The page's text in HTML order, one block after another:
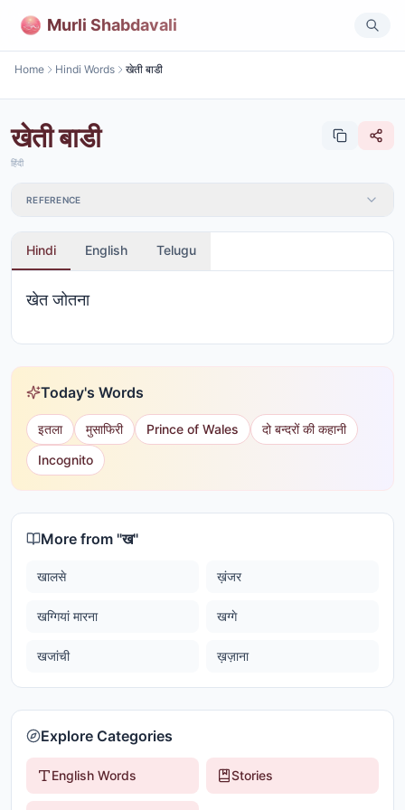
Murli Shabdavali
Home Hindi Words खेती बाडी
खेती बाडी
हिंदी
REFERENCE
Hindi English Telugu
खेत जोतना
Today's Words
इतला मुसाफिरी Prince of Wales
दो बन्दरों की कहानी
Incognito
More from "ख"
खालसे ख़ंजर
खग्गियां मारना खग्गे
खजांची ख़ज़ाना
Explore Categories
English Words Stories